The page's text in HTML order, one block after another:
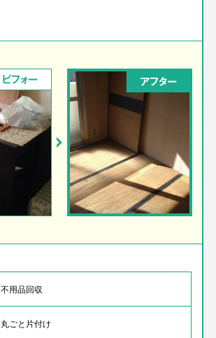
ビフォー アフター
不用品回収
丸ごと片付け